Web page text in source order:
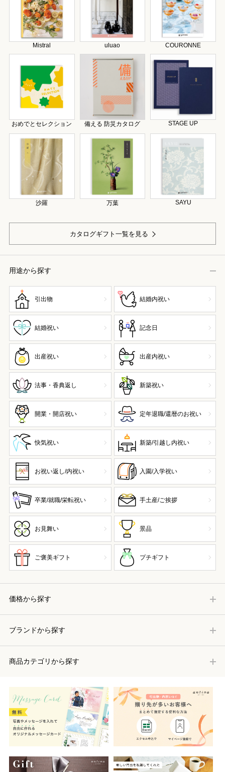
Mistral uluao COURONNE
おめでとセレクション 備える 防災カタログ STAGE UP
沙羅 万葉 SAYU
カタログギフト一覧を見る
用途から探す
引出物 結婚内祝い
結婚祝い 記念日
出産祝い 出産内祝い
法事・香典返し 新築祝い
開業・開店祝い 定年退職/還暦のお祝い
快気祝い 新築/引越し内祝い
お祝い返し/内祝い 入園/入学祝い
卒業/就職/栄転祝い 手土産/ご挨拶
お見舞い 景品
ご褒美ギフト プチギフト
価格から探す
ブランドから探す
商品カテゴリから探す